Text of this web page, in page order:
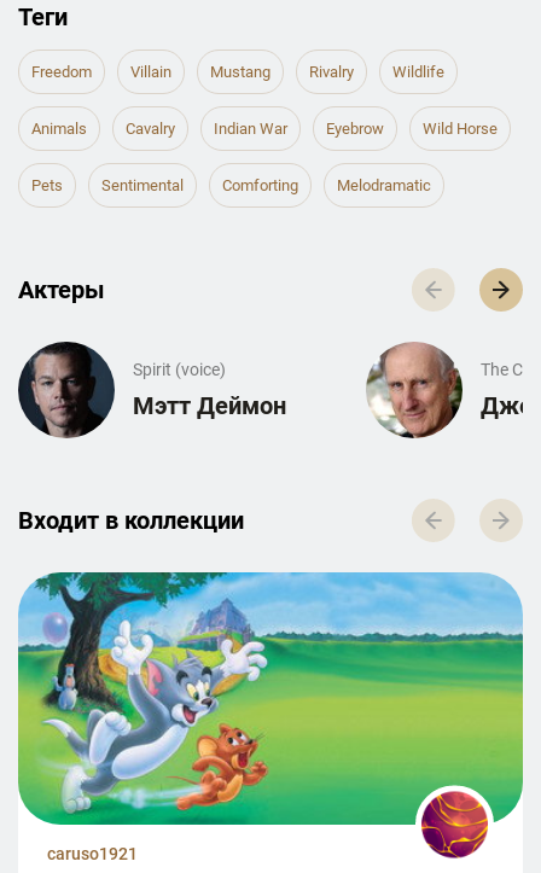
Теги
Freedom Villain Mustang Rivalry Wildlife
Animals Cavalry Indian War Eyebrow Wild Horse
Pets Sentimental Comforting Melodramatic
Актеры
Spirit (voice)
Мэтт Деймон
The
Входит в к­о­л­л­е­к­ц­и­и
caruso1921